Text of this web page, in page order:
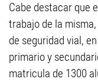
Cabe destacar que
trabajo de la
de seguridad vial,
primario y
matricula de 1300